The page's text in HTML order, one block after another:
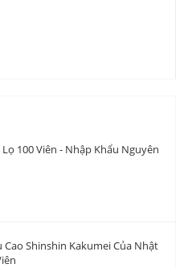
100 Viên - Nhập Khẩu Nguyên
Cao Shinshin Kakumei Của Nhật